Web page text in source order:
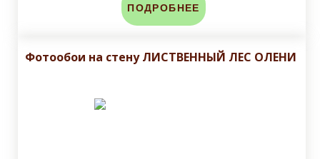
ПОДРОБНЕЕ
Фотообои на стену ЛИСТВЕННЫЙ ЛЕС ОЛЕНИ